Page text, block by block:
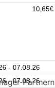
10,65€
- 07.08.26
- 07.08.26
Partnern